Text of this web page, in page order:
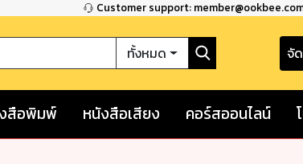
Customer support:
ทั้งหมด จั
สือพิมพ์ หนังสือเสียง คอร์สออนไลน์